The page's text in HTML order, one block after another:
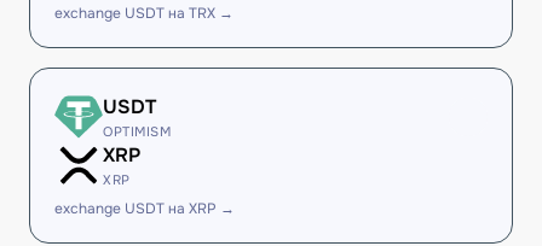
exchange USDT на TRX →
USDT
OPTIMISM
XRP
XRP
exchange USDT на XRP →